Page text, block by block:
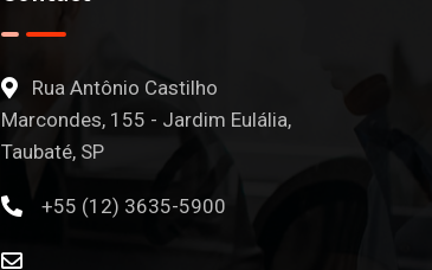
Rua Antônio Castilho
Marcondes, 155 - Jardim Eulália,
Taubaté, SP
+55 (12) 3635-5900